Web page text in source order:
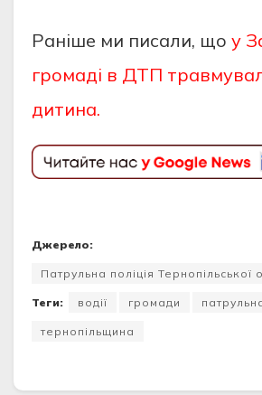
Раніше ми писали, що у
громаді в ДТП
дитина.
Джерело:
Патрульна поліція Тернопільської
Теги: водії громади
тернопільщина